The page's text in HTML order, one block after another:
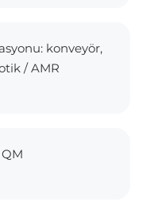
konveyör,
/ AMR